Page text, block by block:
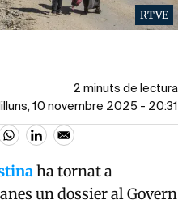
RTVE
2 minuts de lectura
10 novembre 2025 - 20:31
ha tornat a
un dossier al Govern